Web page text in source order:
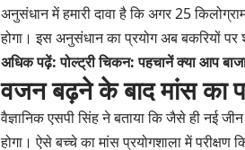
अनुसंधान में हमारी दावा है कि अगर 25
होगा। इस अनुसंधान का प्रयोग अब बकरियों
अधिक पढ़ें: पोल्ट्री चिकन: पहचानें क्या आप
वजन बढ़ने के बाद मांस का
वैज्ञानिक एसपी सिंह ने बताया कि जैसे ही नई
होगा। ऐसे बच्चे का मांस प्रयोगशाला में परीक्षण